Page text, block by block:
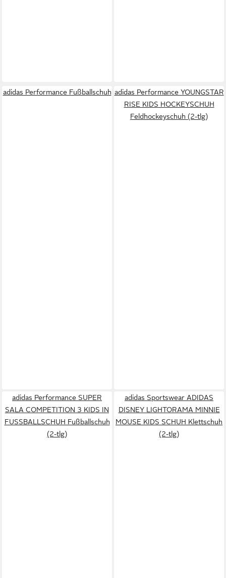
adidas Performance Fußballschuh adidas Performance YOUNGSTAR
RISE KIDS HOCKEYSCHUH
Feldhockeyschuh (2-tlg)
adidas Performance SUPER
SALA COMPETITION 3 KIDS IN
FUSSBALLSCHUH Fußballschuh
(2-tlg)
adidas Sportswear ADIDAS
DISNEY LIGHTORAMA MINNIE
MOUSE KIDS SCHUH Klettschuh
(2-tlg)